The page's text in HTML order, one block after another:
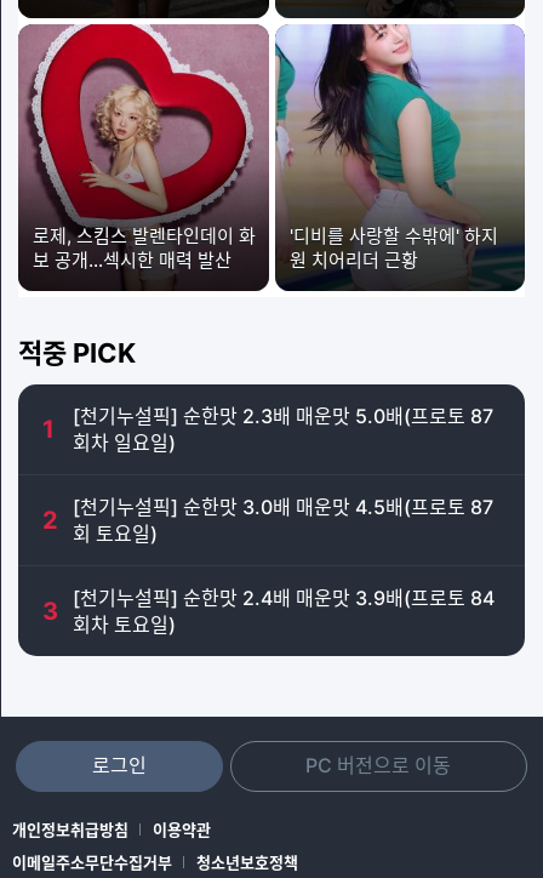
로제, 스킴스 발렌타인데이 화
보 공개…섹시한 매력 발산
'디비를 사랑할 수밖에' 하지
원 치어리더 근황
적중 PICK
1
[천기누설픽] 순한맛 2.3배 매운맛 5.0배(프로토 87
회차 일요일)
2
[천기누설픽] 순한맛 3.0배 매운맛 4.5배(프로토 87
회 토요일)
3
[천기누설픽] 순한맛 2.4배 매운맛 3.9배(프로토 84
회차 토요일)
로그인 PC 버전으로 이동
개인정보취급방침
이용약관
이메일주소무단수집거부
청소년보호정책